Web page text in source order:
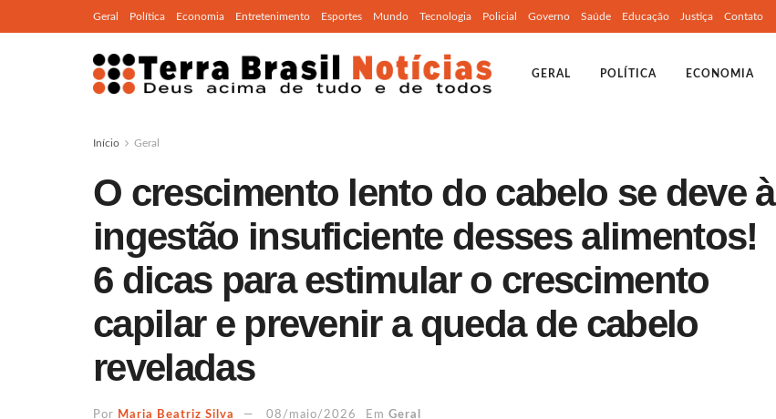
Geral Política Economia Entretenimento Esportes Mundo Tecnologia Policial Governo Saúde Educação Justiça Contato
GERAL POLÍTICA ECONOMIA
Início Geral
O crescimento lento do cabelo se deve à
ingestão insuficiente desses alimentos!
6 dicas para estimular o crescimento
capilar e prevenir a queda de cabelo
reveladas
Por Maria Beatriz Silva 08/maio/2026 Em Geral